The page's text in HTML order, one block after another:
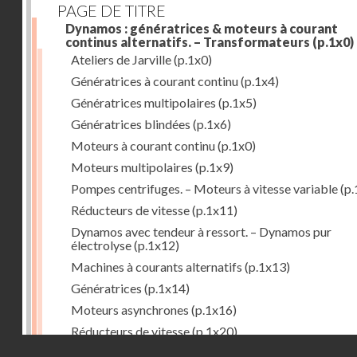
PAGE DE TITRE
Dynamos : génératrices & moteurs à courant
continus alternatifs. – Transformateurs (p.1x0)
Ateliers de Jarville(p.1x0)
Génératrices à courant continu(p.1x4)
Génératrices multipolaires (p.1x5)
Génératrices blindées (p.1x6)
Moteurs à courant continu(p.1x0)
Moteurs multipolaires (p.1x9)
Pompes centrifuges. – Moteurs à vitesse variable
Réducteurs de vitesse(p.1x11)
Dynamos avec tendeur à ressort. – Dynamos pur
électrolyse(p.1x12)
Machines à courants alternatifs (p.1x13)
Génératrices (p.1x14)
Moteurs asynchrones (p.1x16)
Réducteurs de vitesse(p.1x20)